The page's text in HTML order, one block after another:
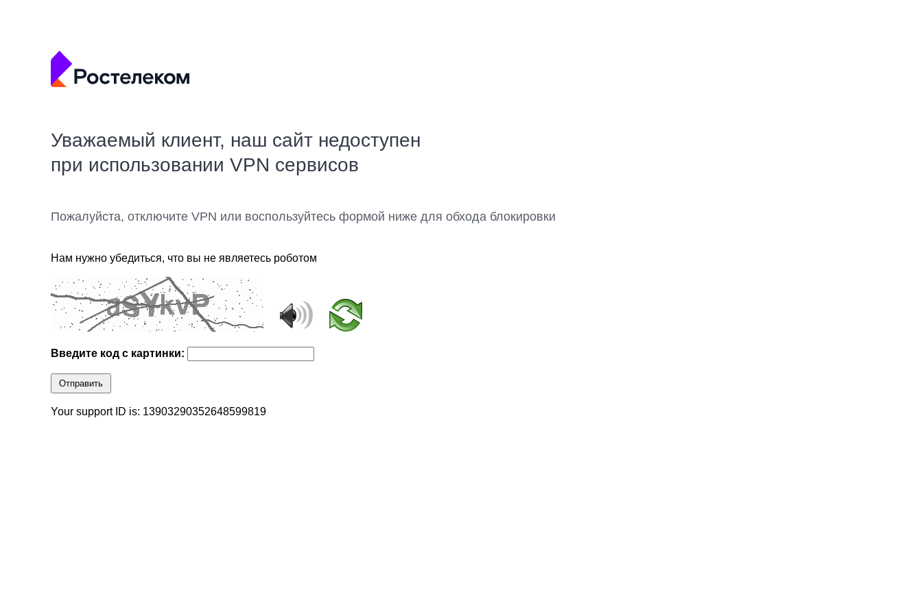
Уважаемый клиент, наш сайт недоступен
при использовании VPN сервисов
Пожалуйста, отключите VPN или воспользуйтесь формой ниже для обхода блокировки
Нам нужно убедиться, что вы не являетесь роботом
Введите код с картинки:
Отправить
Your support ID is: 13903290352648599819